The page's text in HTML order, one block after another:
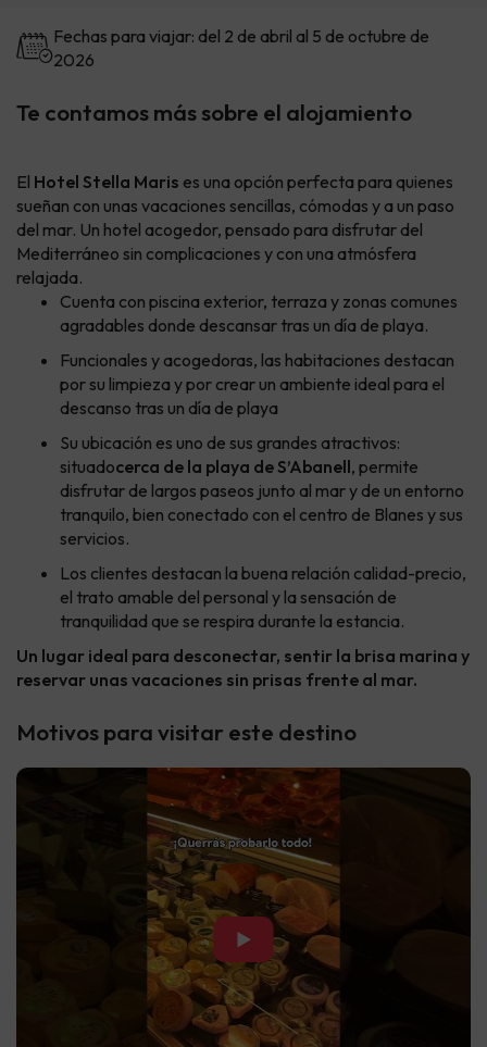
Fechas para viajar: del 2 de abril al 5 de octubre de
2026
Te contamos más sobre el alojamiento
El Hotel Stella Maris es una opción perfecta para quienes
sueñan con unas vacaciones sencillas, cómodas y a un paso
del mar. Un hotel acogedor, pensado para disfrutar del
Mediterráneo sin complicaciones y con una atmósfera
relajada.
Cuenta con piscina exterior, terraza y zonas comunes
agradables donde descansar tras un día de playa.
Funcionales y acogedoras, las habitaciones destacan
por su limpieza y por crear un ambiente ideal para el
descanso tras un día de playa
Su ubicación es uno de sus grandes atractivos:
situadocerca de la playa de S’Abanell, permite
disfrutar de largos paseos junto al mar y de un entorno
tranquilo, bien conectado con el centro de Blanes y sus
servicios.
Los clientes destacan la buena relación calidad-precio,
el trato amable del personal y la sensación de
tranquilidad que se respira durante la estancia.
Un lugar ideal para desconectar, sentir la brisa marina y
reservar unas vacaciones sin prisas frente al mar.
Motivos para visitar este destino
▶